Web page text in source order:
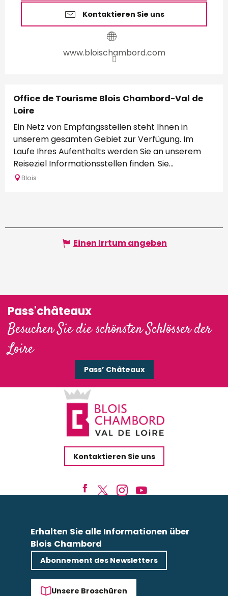
Kontaktieren Sie uns
www.bloischambord.com
Office de Tourisme Blois Chambord-Val de
Loire
Ein Netz von Empfangsstellen steht Ihnen in
unserem gesamten Gebiet zur Verfügung. Im
Laufe Ihres Aufenthalts werden Sie an unserem
Reiseziel Informationsstellen finden. Sie...
Blois
Einen Irrtum angeben
Pass'châteaux
Besuchen Sie die schönsten Schlösser der
Loire
Pass’ Châteaux
Kontaktieren Sie uns
Erhalten Sie alle Informationen über
Blois Chambord
Abonnement des Newsletters
Unsere Broschüren